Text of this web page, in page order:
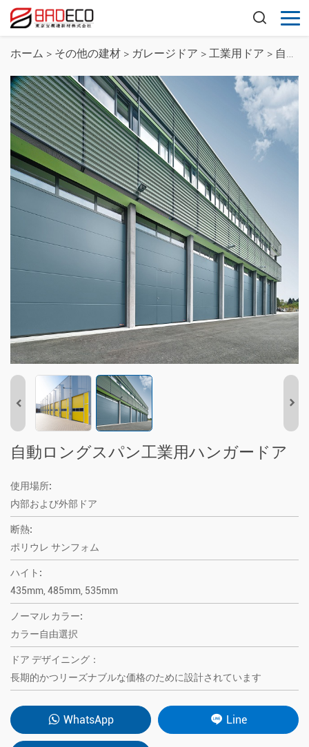
ホーム > その他の建材 > ガレージドア > 工業用ドア > 自動ロングスパン工業用ハンガードア
自動ロングスパン工業用ハンガードア
使用場所:
内部および外部ドア
断熱:
ポリウレ サンフォム
ハイト:
435mm, 485mm, 535mm
ノーマル カラー:
カラー自由選択
ドア デザイニング：
長期的かつリーズナブルな価格のために設計されています
WhatsApp Line